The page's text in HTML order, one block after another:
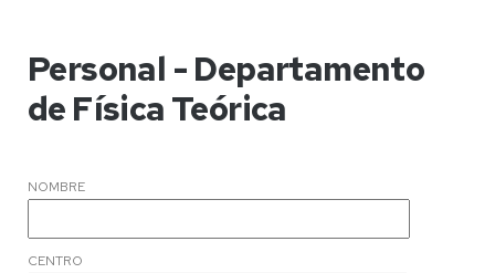
Personal - Departamento
de Física Teórica
NOMBRE
CENTRO